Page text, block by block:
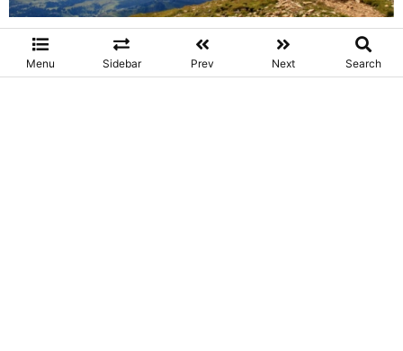
Menu Sidebar Prev Next Search